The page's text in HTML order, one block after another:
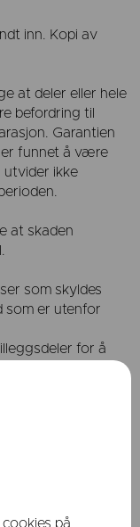
inn. Kopi av
at deler eller hele
befordring til
Garantien
er funnet å være
utvider ikke
at skaden
som skyldes
som er utenfor
for å
røyksuger)
Ildstedet blir da
for. Under
misfarging av lakk
på